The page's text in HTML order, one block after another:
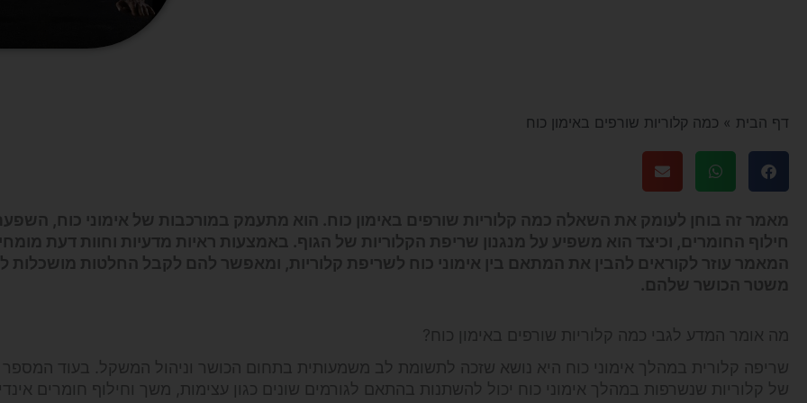
דף הבית » כמה קלוריות שורפים באימון כוח
מאמר זה בוחן לעומק את השאלה כמה קלוריות שורפים באימון כוח. הוא מתעמק במורכבות של אימוני כוח,
חילוף החומרים, וכיצד הוא משפיע על מנגנון שריפת הקלוריות של הגוף. באמצעות ראיות מדעיות וחוות דעת
המאמר עוזר לקוראים להבין את המתאם בין אימוני כוח לשריפת קלוריות, ומאפשר להם לקבל החלטות מושכלות
משטר הכושר שלהם.
מה אומר המדע לגבי כמה קלוריות שורפים באימון כוח?
שריפה קלורית במהלך אימוני כוח היא נושא שזכה לתשומת לב משמעותית בתחום הכושר וניהול המשקל. בעוד המספר
של קלוריות שנשרפות במהלך אימוני כוח יכול להשתנות בהתאם לגורמים שונים כגון עצימות, משך וחילוף חומרים